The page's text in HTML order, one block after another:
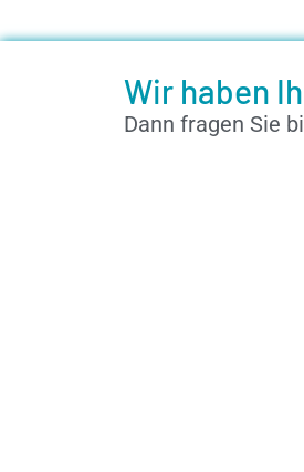
Wir haben
Dann fragen Sie